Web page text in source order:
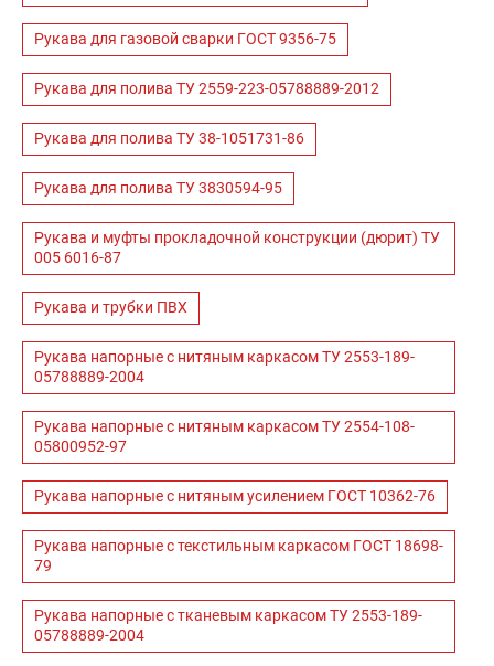
Рукава для газовой сварки ГОСТ 9356-75
Рукава для полива ТУ 2559-223-05788889-2012
Рукава для полива ТУ 38-1051731-86
Рукава для полива ТУ 3830594-95
Рукава и муфты прокладочной конструкции (дюрит) ТУ
005 6016-87
Рукава и трубки ПВХ
Рукава напорные с нитяным каркасом ТУ 2553-189-
05788889-2004
Рукава напорные с нитяным каркасом ТУ 2554-108-
05800952-97
Рукава напорные с нитяным усилением ГОСТ 10362-76
Рукава напорные с текстильным каркасом ГОСТ 18698-
79
Рукава напорные с тканевым каркасом ТУ 2553-189-
05788889-2004